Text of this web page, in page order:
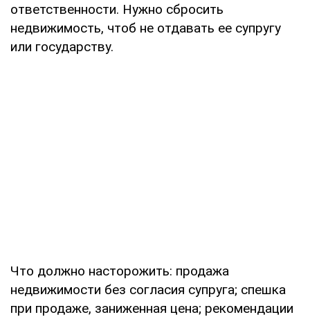
ответственности. Нужно сбросить
недвижимость, чтоб не отдавать ее супругу
или государству.
Что должно насторожить: продажа
недвижимости без согласия супруга; спешка
при продаже, заниженная цена; рекомендации